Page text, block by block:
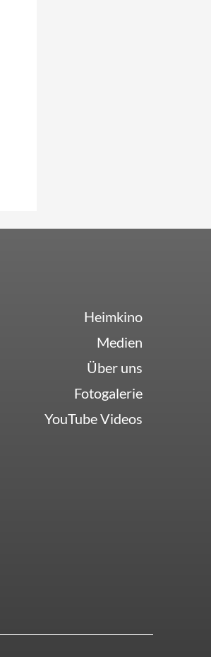
Heimkino
Medien
Über uns
Fotogalerie
YouTube Videos